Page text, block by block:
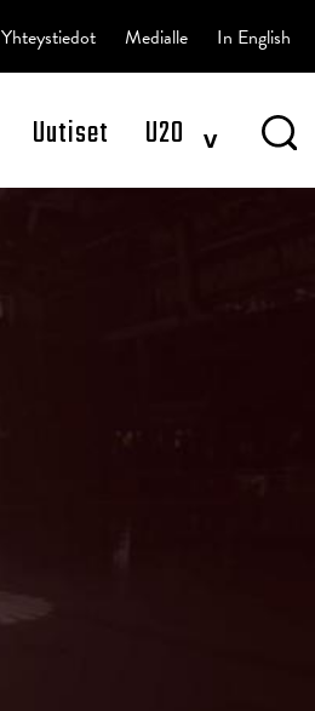
Uutiset U20 ^
Yhteystiedot Medialle In English